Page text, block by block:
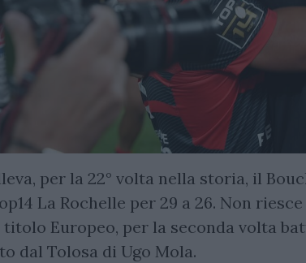
per la 22° volta nella storia, il
La Rochelle per 29 a 26. Non
Europeo, per la seconda volta
dal Tolosa di Ugo Mola.